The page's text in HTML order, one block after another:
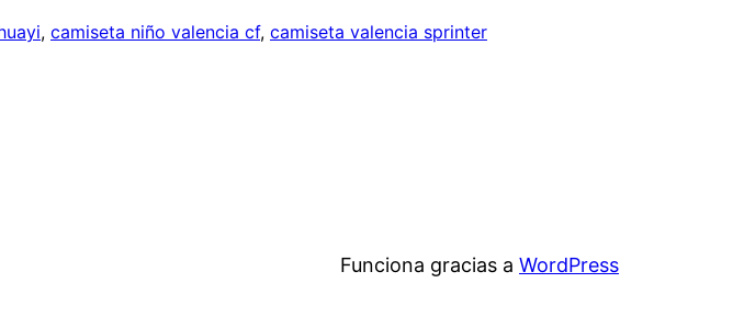
, camiseta niño valencia cf, camiseta valencia sprinter
Funciona gracias a WordPress